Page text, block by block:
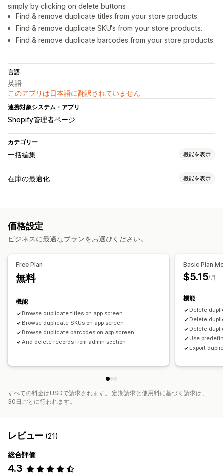
simply by clicking on delete buttons
Find & remove duplicate titles from your store products.
Find & remove duplicate SKU's from your store products.
Find & remove duplicate barcodes from your store products.
言語
英語
このアプリは日本語に翻訳されていません
連携対象システム・アプリ
Shopify管理者ページ
カテゴリー
一括編集 機能を表示
編集可能なリソース
一括削除 検索と絞り込み
在庫の最適化 機能を表示
価格設定
ビジネスに最適なプランをお選びください。
Free Plan
無料
機能
Browse duplicate titles on app screen
Browse duplicate SKUs on app screen
Browse duplicate barcodes on app screen
And delete records from admin section
Basic Plan
$5.15/月
機能
Delete
Delete
Delete
Use
Export
すべての料金はUSDで請求されます。 定期請求と使用料に基づく請求は、
30日ごとに行われます。
レビュー (21)
総合評価
4.3